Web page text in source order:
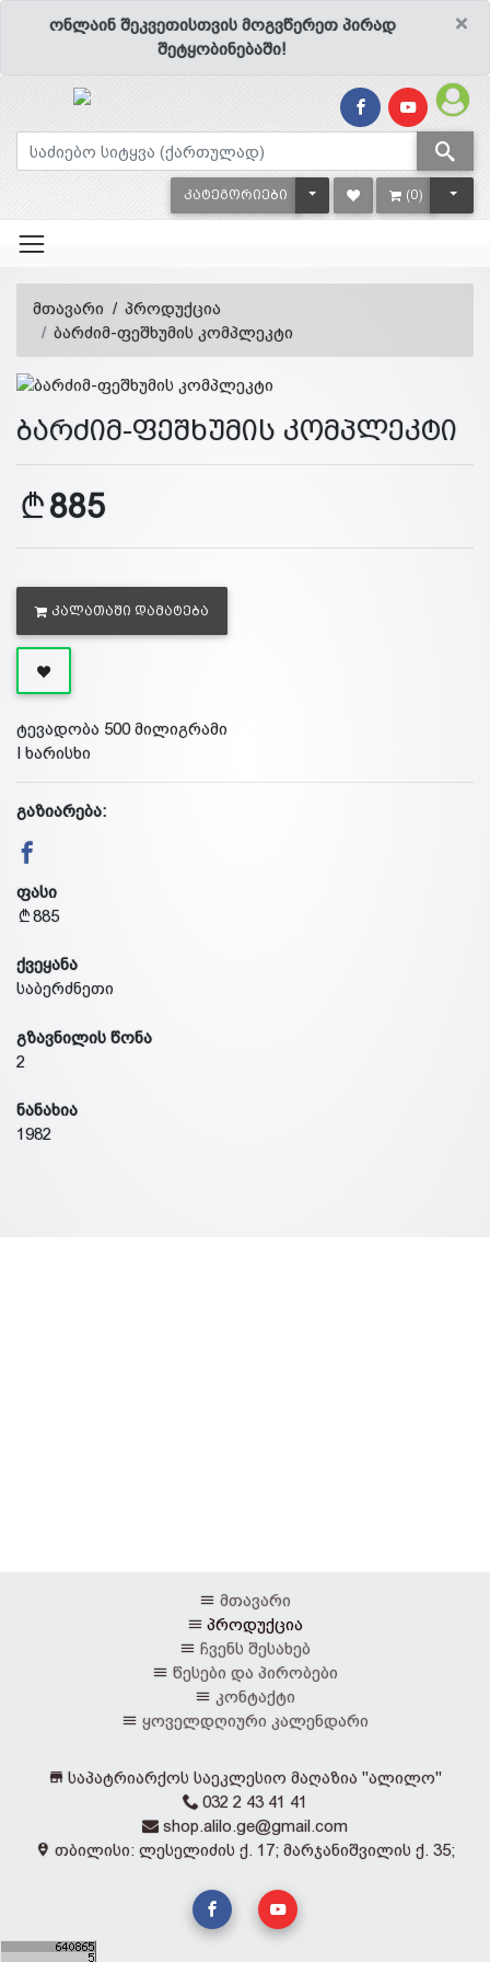
×
ონლაინ შეკვეთისთვის მოგვწერეთ პირად
შეტყობინებაში!
ᲙᲐᲢᲔᲒᲝᲠᲘᲔᲑᲘ TOGGLE DROPDOWN
(0)
მთავარი
პროდუქცია
ბარძიმ-ფეშხუმის კომპლეკტი
ბარძიმ-ფეშხუმის კომპლეკტი
885
ᲙᲐᲚᲐᲗᲐᲨᲘ ᲓᲐᲛᲐᲢᲔᲑᲐ
ტევადობა 500 მილიგრამი
I ხარისხი
გაზიარება:
ფასი
885
ქვეყანა
საბერძნეთი
გზავნილის წონა
2
ნანახია
1982
მთავარი
პროდუქცია
ჩვენს შესახებ
წესები და პირობები
კონტაქტი
ყოველდღიური კალენდარი
საპატრიარქოს საეკლესიო მაღაზია "ალილო"
032 2 43 41 41
shop.alilo.ge@gmail.com
თბილისი: ლესელიძის ქ. 17; მარჯანიშვილის ქ. 35;